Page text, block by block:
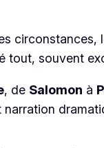
circonstances,
tout, souvent
, de Salomon à